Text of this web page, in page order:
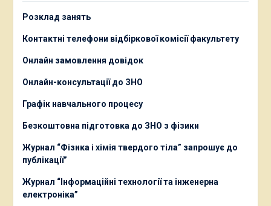
Розклад занять
Контактні телефони відбіркової комісії факультету
Онлайн замовлення довідок
Онлайн-консультації до ЗНО
Графік навчального процесу
Безкоштовна підготовка до ЗНО з фізики
Журнал “Фізика і хімія твердого тіла” запрошує до
публікації”
Журнал “Інформаційні технології та інженерна
електроніка”